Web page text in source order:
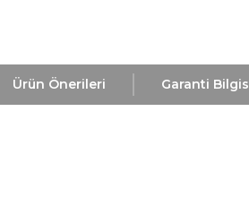
Ürün Önerileri Garanti